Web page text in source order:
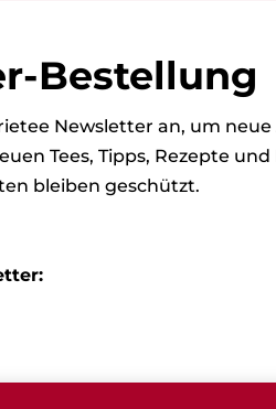
Bestellung
Newsletter an, um
Tees, Tipps, Rezepte
bleiben geschützt.